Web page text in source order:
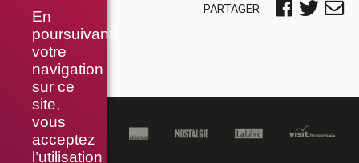
En
poursuivant
votre
navigation
sur ce
site,
vous
acceptez
l’utilisation
PARTAGER